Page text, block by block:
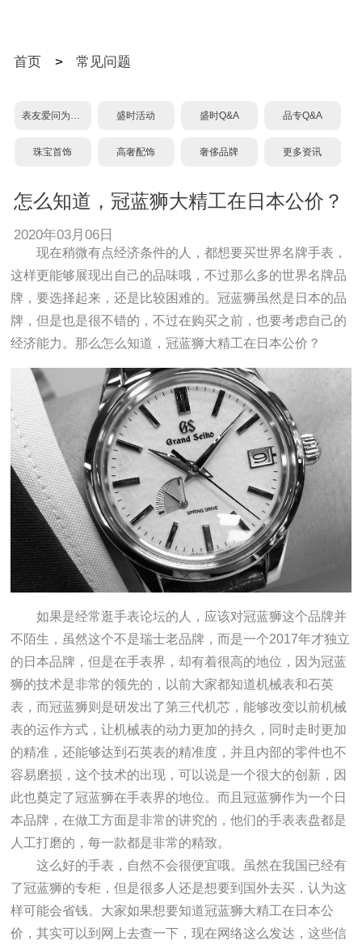
首页 > 常见问题
表友爱问为什么？ 盛时活动 盛时Q&A 品专Q&A
珠宝首饰 高奢配饰 奢侈品牌 更多资讯
怎么知道，冠蓝狮大精工在日本公价？
2020年03月06日
现在稍微有点经济条件的人，都想要买世界名牌手表，
这样更能够展现出自己的品味哦，不过那么多的世界名牌品
牌，要选择起来，还是比较困难的。冠蓝狮虽然是日本的品
牌，但是也是很不错的，不过在购买之前，也要考虑自己的
经济能力。那么怎么知道，冠蓝狮大精工在日本公价？
如果是经常逛手表论坛的人，应该对冠蓝狮这个品牌并
不陌生，虽然这个不是瑞士老品牌，而是一个2017年才独立
的日本品牌，但是在手表界，却有着很高的地位，因为冠蓝
狮的技术是非常的领先的，以前大家都知道机械表和石英
表，而冠蓝狮则是研发出了第三代机芯，能够改变以前机械
表的运作方式，让机械表的动力更加的持久，同时走时更加
的精准，还能够达到石英表的精准度，并且内部的零件也不
容易磨损，这个技术的出现，可以说是一个很大的创新，因
此也奠定了冠蓝狮在手表界的地位。而且冠蓝狮作为一个日
本品牌，在做工方面是非常的讲究的，他们的手表表盘都是
人工打磨的，每一款都是非常的精致。
这么好的手表，自然不会很便宜哦。虽然在我国已经有
了冠蓝狮的专柜，但是很多人还是想要到国外去买，认为这
样可能会省钱。大家如果想要知道冠蓝狮大精工在日本公
价，其实可以到网上去查一下，现在网络这么发达，这些信